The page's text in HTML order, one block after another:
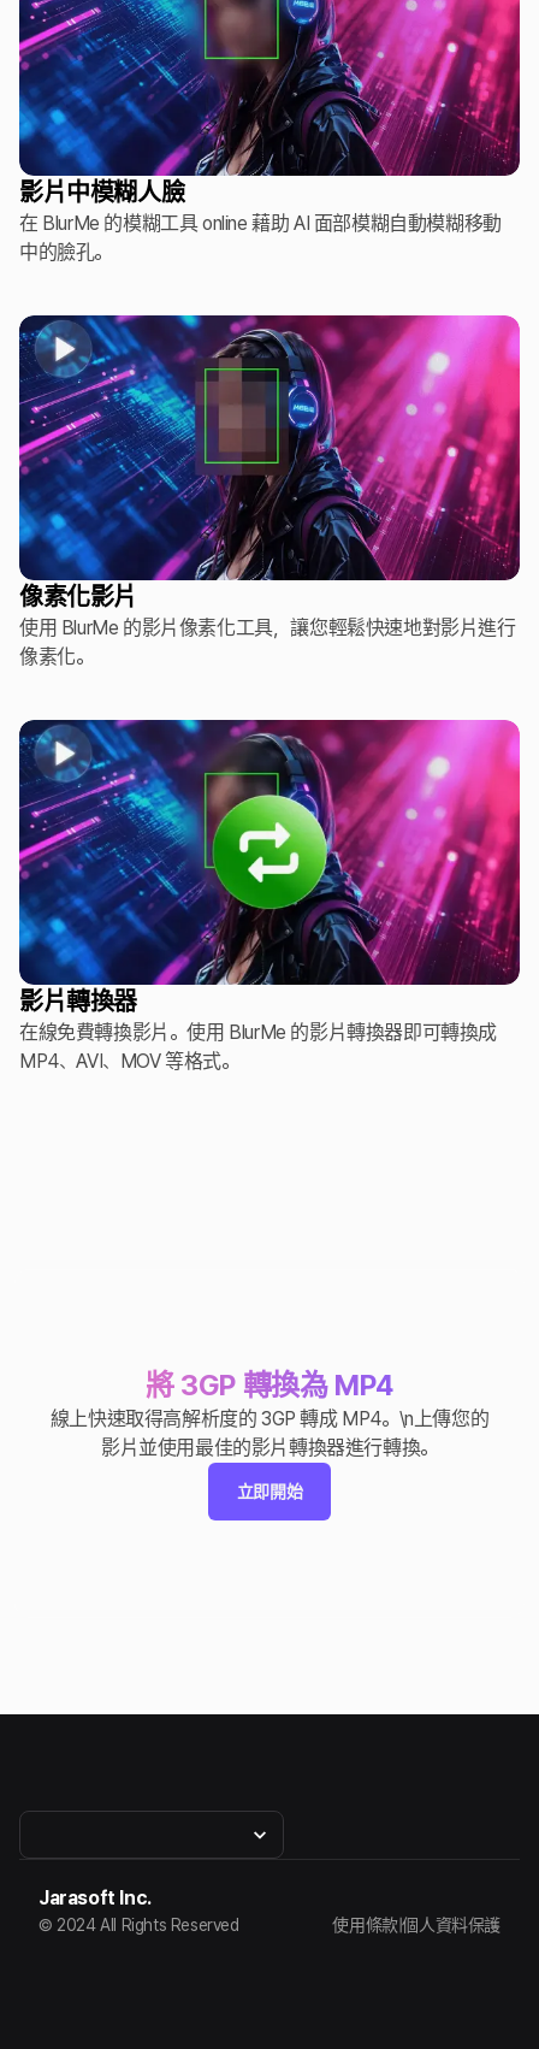
影片中模糊人臉
在 BlurMe 的模糊工具 online 藉助 AI 面部模糊自動模糊移動
中的臉孔。
像素化影片
使用 BlurMe 的影片像素化工具，讓您輕鬆快速地對影片進行
像素化。
影片轉換器
在線免費轉換影片。使用 BlurMe 的影片轉換器即可轉換成
MP4、AVI、MOV 等格式。
將 3GP 轉換為 MP4
線上快速取得高解析度的 3GP 轉成 MP4。\n上傳您的
影片並使用最佳的影片轉換器進行轉換。
立即開始
Jarasoft Inc.
© 2024 All Rights Reserved 使用條款|個人資料保護